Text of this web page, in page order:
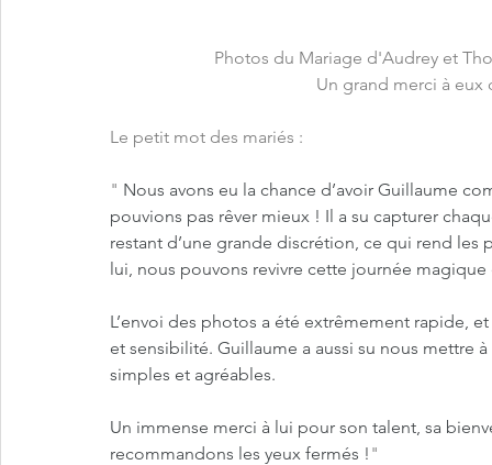
Photos du Mariage d'Audrey et
Un grand merci à
Le petit mot des mariés :
" Nous avons eu la chance d’avoir Guillaume
pouvions pas rêver mieux ! Il a su capturer
restant d’une grande discrétion, ce qui rend
lui, nous pouvons revivre cette journée
L’envoi des photos a été extrêmement rapide,
et sensibilité. Guillaume a aussi su nous mettre
simples et agréables.
Un immense merci à lui pour son talent, sa
recommandons les yeux fermés ! "